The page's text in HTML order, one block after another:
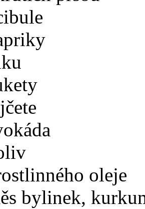
oleje
bylinek,